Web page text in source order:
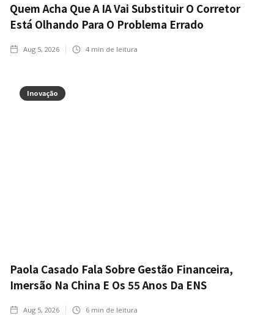
Quem Acha Que A IA Vai Substituir O Corretor
Está Olhando Para O Problema Errado
Aug 5, 2026 4 min de leitura
Inovação
Paola Casado Fala Sobre Gestão Financeira,
Imersão Na China E Os 55 Anos Da ENS
Aug 5, 2026 6 min de leitura